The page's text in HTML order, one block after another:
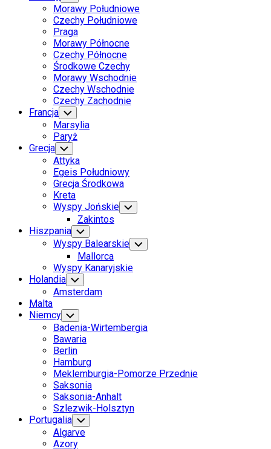
Child
Menu
Morawy Południowe
Czechy Południowe
Praga
Morawy Północne
Czechy Północne
Środkowe Czechy
Morawy Wschodnie
Czechy Wschodnie
Czechy Zachodnie
Francja Toggle
Child
Menu
Marsylia
Paryż
Grecja Toggle
Child
Menu
Attyka
Egeis Południowy
Grecja Środkowa
Kreta
Wyspy Jońskie Toggle
Child
Zakintos
Hiszpania Toggle
Child
Menu
Wyspy Balearskie Toggle
Child
Mallorca
Wyspy Kanaryjskie
Holandia Toggle
Child
Menu
Amsterdam
Malta
Niemcy Toggle
Child
Menu
Badenia-Wirtembergia
Bawaria
Berlin
Hamburg
Meklemburgia-Pomorze Przednie
Saksonia
Saksonia-Anhalt
Szlezwik-Holsztyn
Portugalia Toggle
Child
Menu
Algarve
Azory